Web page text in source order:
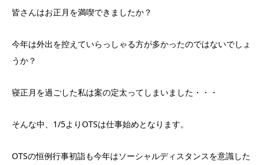
皆さんはお正月を満喫できましたか？
今年は外出を控えていらっしゃる方が多かったのではないでしょ
うか？
寝正月を過ごした私は案の定太ってしまいました・・・
そんな中、1/5よりOTSは仕事始めとなります。
OTSの恒例行事初詣も今年はソーシャルディスタンスを意識した